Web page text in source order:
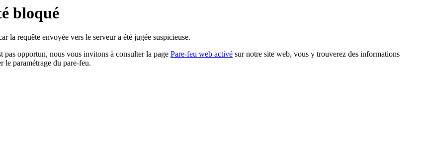
bloqué
la requête envoyée vers le serveur a été jugée suspicieuse.
pas opportun, nous vous invitons à consulter la page Pare-feu web activé sur notre site web, vous y trouverez des informations
le paramétrage du pare-feu.